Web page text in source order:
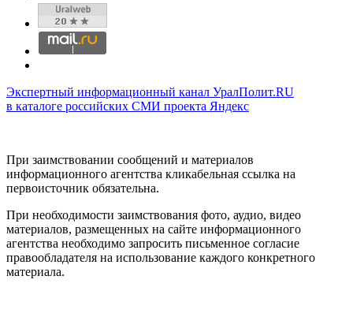
Экспертный информационный канал УралПолит.RU
в каталоге российских СМИ проекта Яндекс
При заимствовании сообщений и материалов
информационного агентства кликабельная ссылка на
первоисточник обязательна.
При необходимости заимствования фото, аудио, видео
материалов, размещенных на сайте информационного
агентства необходимо запросить письменное согласие
правообладателя на использование каждого конкретного
материала.